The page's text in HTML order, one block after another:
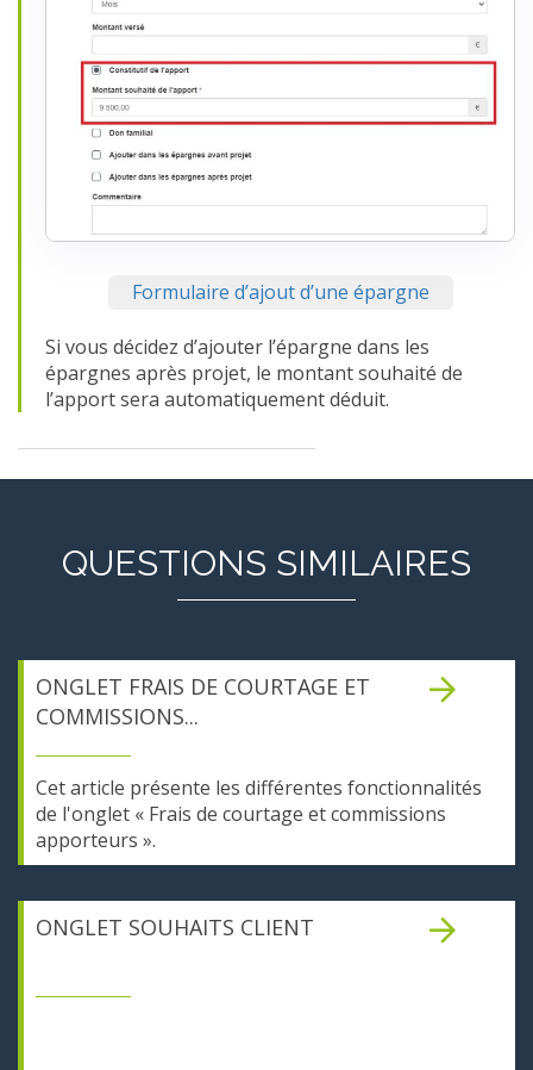
Formulaire d’ajout d’une épargne
Si vous décidez d’ajouter l’épargne dans les
épargnes après projet, le montant souhaité de
l’apport sera automatiquement déduit.
QUESTIONS SIMILAIRES
ONGLET FRAIS DE COURTAGE ET
COMMISSIONS...
Cet article présente les différentes fonctionnalités
de l'onglet « Frais de courtage et commissions
apporteurs ».
ONGLET SOUHAITS CLIENT